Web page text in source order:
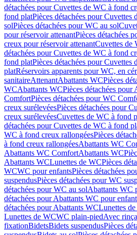
détachées pour Cuvettes de WC à fond
fond platPièces détachées pour Cuvettes
solPièces détachées pour WC au sol
pour réservoir attenantPièces détachées
creux pour réservoir attenantCuvettes de
détachées pour Cuvettes de WC à fond
fond platPièces détachées pour Cuvettes
platRéservoirs apparents pour WC, en
sanitaireAttenantAbattants WCPièces
WCAbattants WCPièces détachées pour
ComfortPièces détachées pour WC
creux surélevéesPièces détachées pour
creux surélevéesCuvettes de WC à fond
détachées pour Cuvettes de WC à fond
WC à fond creux rallongéesPièces
à fond creux rallongéesAbattants WC
Abattants WC ComfortAbattants WC
Abattants WCLunettes de WCPièces
WCWC pour enfantsPièces détachées
suspendusPièces détachées pour WC
détachées pour WC au solAbattants WC
détachées pour Abattants WC pour
détachées pour Abattants WCLunettes
Lunettes de WCWC plain-piedAvec
fixationBidetsBidets suspendusPièces